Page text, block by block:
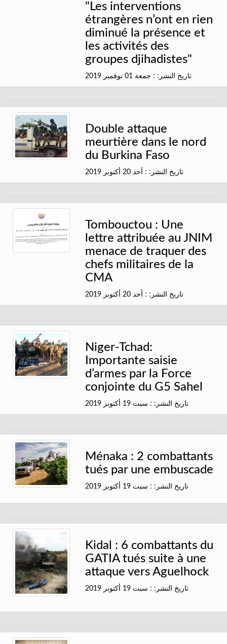
"Les interventions
étrangères n’ont en rien
diminué la présence et
les activités des
groupes djihadistes"
تاريخ النشر: : جمعة 01 نوفمبر 2019
Double attaque
meurtière dans le nord
du Burkina Faso
تاريخ النشر: : أحد 20 أكتوبر 2019
Tombouctou : Une
lettre attribuée au JNIM
menace de traquer des
chefs militaires de la
CMA
تاريخ النشر: : أحد 20 أكتوبر 2019
Niger-Tchad:
Importante saisie
d’armes par la Force
conjointe du G5 Sahel
تاريخ النشر: : سبت 19 أكتوبر 2019
Ménaka : 2 combattants
tués par une embuscade
تاريخ النشر: : سبت 19 أكتوبر 2019
Kidal : 6 combattants du
GATIA tués suite à une
attaque vers Aguelhock
تاريخ النشر: : سبت 19 أكتوبر 2019